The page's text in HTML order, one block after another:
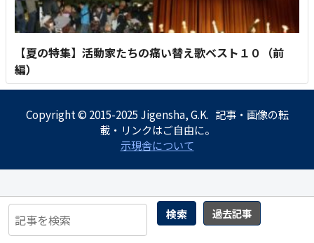
検索 過去記事
【夏の特集】活動家たちの痛い替え歌ベスト１０（前
編）
Copyright © 2015-2025 Jigensha, G.K. 記事・画像の転
載・リンクはご自由に。
示現舎について